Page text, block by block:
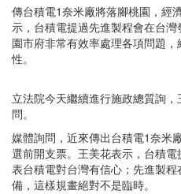
傳台積電1奈米廠將落腳桃園，經
示，台積電提過先進製程會在台
園市府非常有效率處理各項問題
性。
立法院今天繼續進行施政總質詢
問。
媒體詢問，近來傳出台積電1奈米
選前開支票。王美花表示，台積
表台積電對台灣有信心；先進製
備，這樣規畫絕對不是臨時。